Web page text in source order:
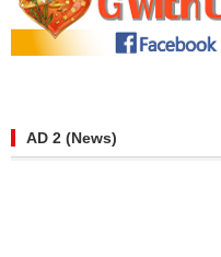
AD 2 (News)